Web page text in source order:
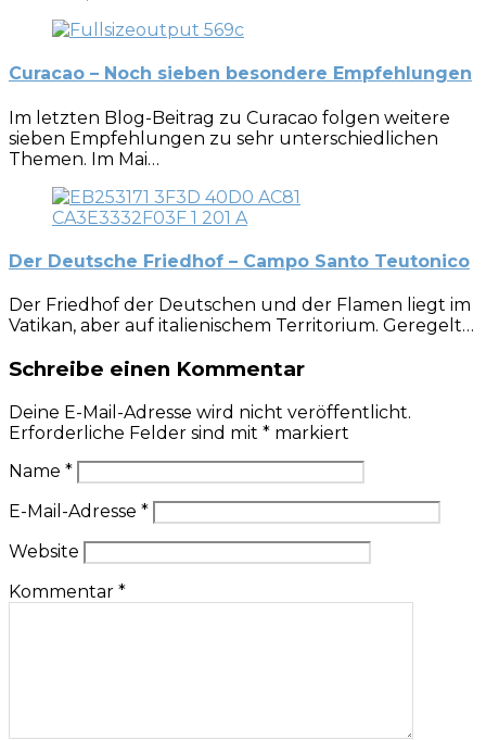
Curacao – Noch sieben besondere Empfehlungen
Im letzten Blog-Beitrag zu Curacao folgen weitere
sieben Empfehlungen zu sehr unterschiedlichen
Themen. Im Mai…
Der Deutsche Friedhof – Campo Santo Teutonico
Der Friedhof der Deutschen und der Flamen liegt im
Vatikan, aber auf italienischem Territorium. Geregelt…
Schreibe einen Kommentar
Deine E-Mail-Adresse wird nicht veröffentlicht.
Erforderliche Felder sind mit * markiert
Name *
E-Mail-Adresse *
Website
Kommentar *